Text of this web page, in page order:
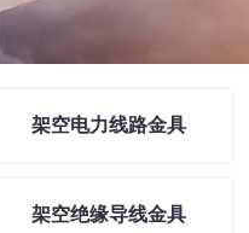
架空电力线路金具
架空绝缘导线金具